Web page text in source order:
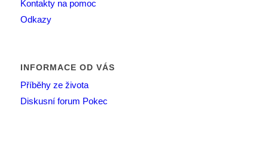
Kontakty na pomoc
Odkazy
INFORMACE OD VÁS
Příběhy ze života
Diskusní forum Pokec